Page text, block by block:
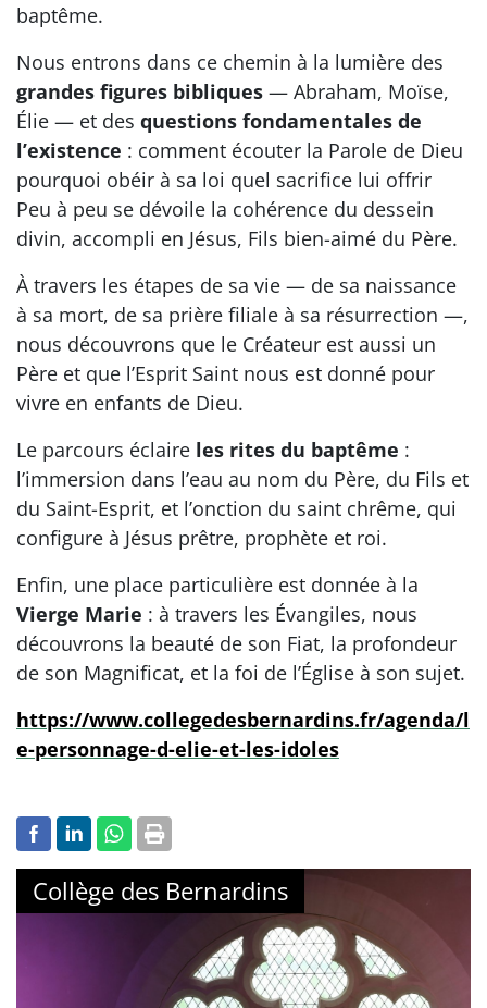
baptême.
Nous entrons dans ce chemin à la lumière des
grandes figures bibliques — Abraham, Moïse,
Élie — et des questions fondamentales de
l’existence : comment écouter la Parole de Dieu
pourquoi obéir à sa loi quel sacrifice lui offrir
Peu à peu se dévoile la cohérence du dessein
divin, accompli en Jésus, Fils bien-aimé du Père.
À travers les étapes de sa vie — de sa naissance
à sa mort, de sa prière filiale à sa résurrection —,
nous découvrons que le Créateur est aussi un
Père et que l’Esprit Saint nous est donné pour
vivre en enfants de Dieu.
Le parcours éclaire les rites du baptême :
l’immersion dans l’eau au nom du Père, du Fils et
du Saint-Esprit, et l’onction du saint chrême, qui
configure à Jésus prêtre, prophète et roi.
Enfin, une place particulière est donnée à la
Vierge Marie : à travers les Évangiles, nous
découvrons la beauté de son Fiat, la profondeur
de son Magnificat, et la foi de l’Église à son sujet.
https://www.collegedesbernardins.fr/agenda/l
e-personnage-d-elie-et-les-idoles
Collège des Bernardins